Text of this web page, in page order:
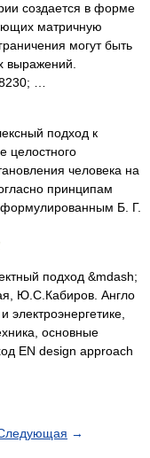
создается в форме
матричную
могут быть
выражений.
…
подход к
целостного
человека на
принципам
Б. Г.
подход &mdash;
Ю.С.Кабиров. Англо
электроэнергетике,
основные
EN design approach
→